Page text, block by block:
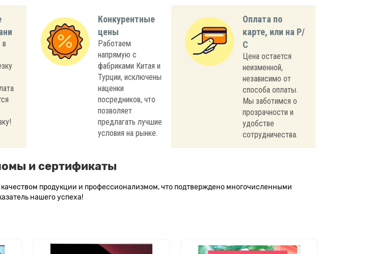
в
Конкурентные
цены
Работаем
напрямую с
фабриками Китая и
Турции, исключены
наценки
посредников, что
позволяет
предлагать лучшие
условия на рынке.
Оплата по
карте, или на Р/
С
Цена остается
неизменной,
независимо от
способа оплаты.
Мы заботимся о
прозрачности и
удобстве
сотрудничества.
и сертификаты
продукции и профессионализмом, что подтверждено многочисленными
нашего успеха!